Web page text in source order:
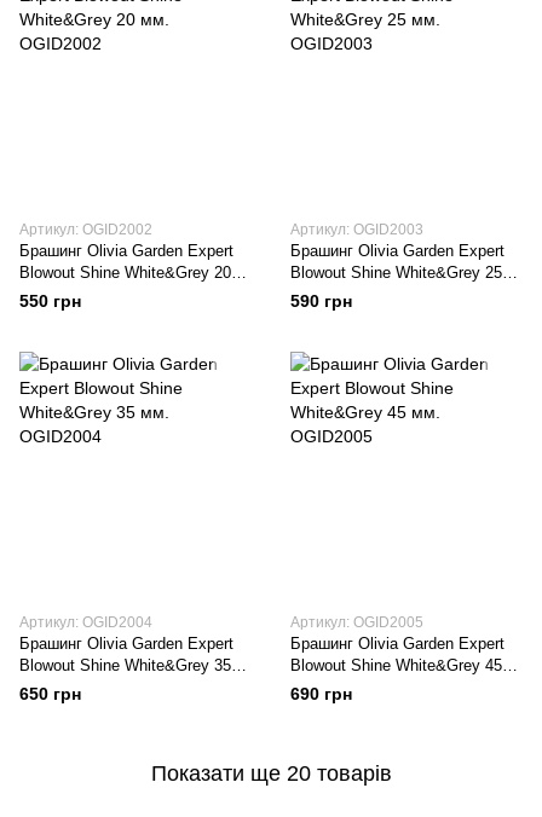
Артикул: OGID2002
Брашинг Оlivia Garden Expert
Blowout Shine White&Grey 20
мм. OGID2002
550 грн
Артикул: OGID2003
Брашинг Оlivia Garden Expert
Blowout Shine White&Grey 25
мм. OGID2003
590 грн
Артикул: OGID2004
Брашинг Оlivia Garden Expert
Blowout Shine White&Grey 35
мм. OGID2004
650 грн
Артикул: OGID2005
Брашинг Оlivia Garden Expert
Blowout Shine White&Grey 45
мм. OGID2005
690 грн
Показати ще 20 товарів